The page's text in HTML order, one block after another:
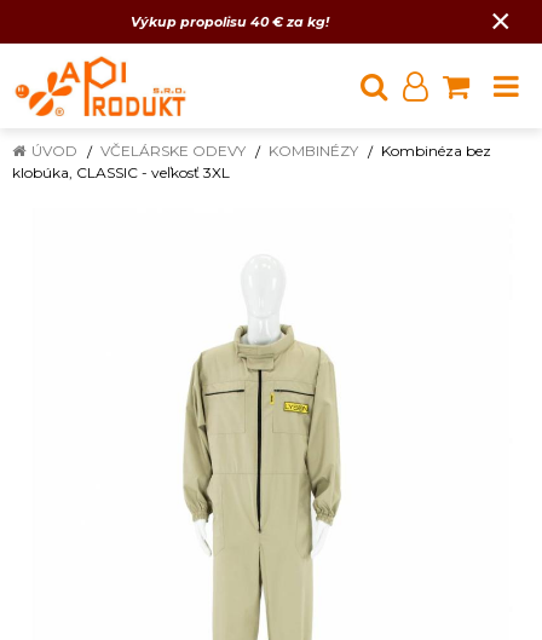
Výkup propolisu 40 € za kg! ×
ÚVOD VČELÁRSKE ODEVY KOMBINÉZY
Kombinéza bez
klobúka, CLASSIC - veľkosť 3XL